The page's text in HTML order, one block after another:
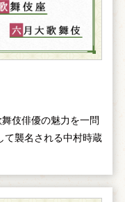
伎俳優の魅力を一問
て襲名される中村時蔵